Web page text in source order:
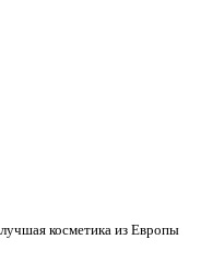
лучшая косметика из Европы